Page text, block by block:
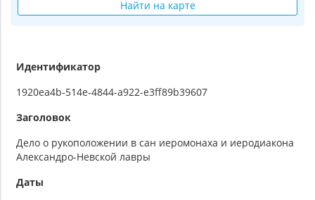
Найти на карте
Идентификатор
1920ea4b-514e-4844-a922-e3ff89b39607
Заголовок
Дело о рукоположении в сан иеромонаха и иеродиакона
Александро-Невской лавры
Даты